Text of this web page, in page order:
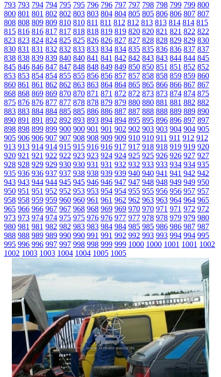
793 793 794 794 795 795 796 796 797 797 798 798 799 799 800
800 801 801 802 802 803 803 804 804 805 805 806 806 807 807
808 808 809 809 810 810 811 811 812 812 813 813 814 814 815
815 816 816 817 817 818 818 819 819 820 820 821 821 822 822
823 823 824 824 825 825 826 826 827 827 828 828 829 829 830
830 831 831 832 832 833 833 834 834 835 835 836 836 837 837
838 838 839 839 840 840 841 841 842 842 843 843 844 844 845
845 846 846 847 847 848 848 849 849 850 850 851 851 852 852
853 853 854 854 855 855 856 856 857 857 858 858 859 859 860
860 861 861 862 862 863 863 864 864 865 865 866 866 867 867
868 868 869 869 870 870 871 871 872 872 873 873 874 874 875
875 876 876 877 877 878 878 879 879 880 880 881 881 882 882
883 883 884 884 885 885 886 886 887 887 888 888 889 889 890
890 891 891 892 892 893 893 894 894 895 895 896 896 897 897
898 898 899 899 900 900 901 901 902 902 903 903 904 904 905
905 906 906 907 907 908 908 909 909 910 910 911 911 912 912
913 913 914 914 915 915 916 916 917 917 918 918 919 919 920
920 921 921 922 922 923 923 924 924 925 925 926 926 927 927
928 928 929 929 930 930 931 931 932 932 933 933 934 934 935
935 936 936 937 937 938 938 939 939 940 940 941 941 942 942
943 943 944 944 945 945 946 946 947 947 948 948 949 949 950
950 951 951 952 952 953 953 954 954 955 955 956 956 957 957
958 958 959 959 960 960 961 961 962 962 963 963 964 964 965
965 966 966 967 967 968 968 969 969 970 970 971 971 972 972
973 973 974 974 975 975 976 976 977 977 978 978 979 979 980
980 981 981 982 982 983 983 984 984 985 985 986 986 987 987
988 988 989 989 990 990 991 991 992 992 993 993 994 994 995
995 996 996 997 997 998 998 999 999 1000 1000 1001 1001 1002
1002 1003 1003 1004 1004 1005 1005